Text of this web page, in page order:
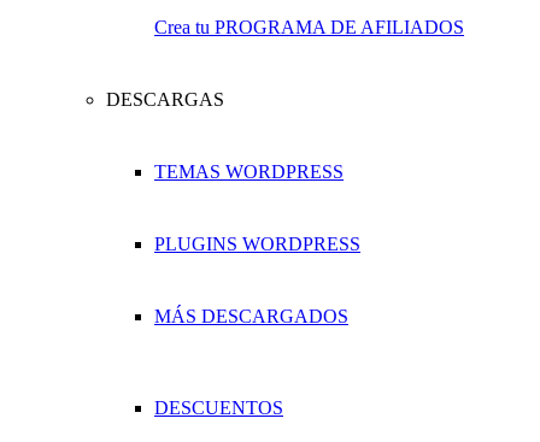
Crea tu PROGRAMA DE AFILIADOS
DESCARGAS
TEMAS WORDPRESS
PLUGINS WORDPRESS
MÁS DESCARGADOS
DESCUENTOS